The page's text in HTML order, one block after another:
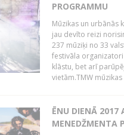
PROGRAMMU
Mūzikas un urbānās
jau devīto reizi
237 mūziķi no 33
festivāla
klāstu, bet arī
vietām.TMW
ĒNU DIENĀ 2017
MENEDŽMENTA